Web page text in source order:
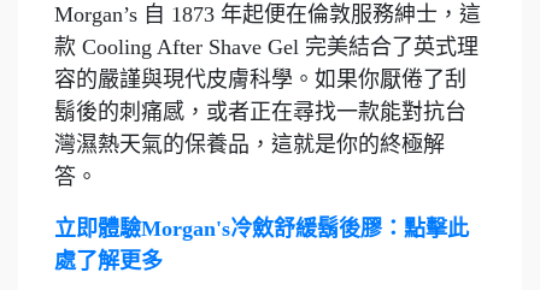
Morgan’s 自 1873 年起便在倫敦服務紳士，這
款 Cooling After Shave Gel 完美結合了英式理
容的嚴謹與現代皮膚科學。如果你厭倦了刮
鬍後的刺痛感，或者正在尋找一款能對抗台
灣濕熱天氣的保養品，這就是你的終極解
答。
立即體驗Morgan's冷斂舒緩鬍後膠： 點擊此
處了解更多